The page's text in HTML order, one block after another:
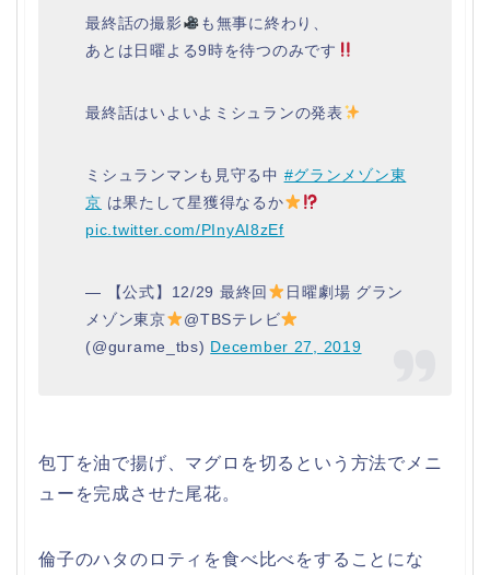
最終話の撮影
も無事に終わり、
あとは日曜よる9時を待つのみです
最終話はいよいよミシュランの発表
ミシュランマンも見守る中 #グランメゾン東
京 は果たして星獲得なるか
pic.twitter.com/PInyAI8zEf
— 【公式】12/29 最終回
日曜劇場 グラン
メゾン東京
@TBSテレビ
(@gurame_tbs) December 27, 2019
包丁を油で揚げ、マグロを切るという方法でメニ
ューを完成させた尾花。
倫子のハタのロティを食べ比べをすることにな